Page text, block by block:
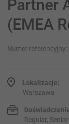
Partner
(EMEA
Numer referencyjny:
Lokalizacje:
Warszawa
Regular, Senior